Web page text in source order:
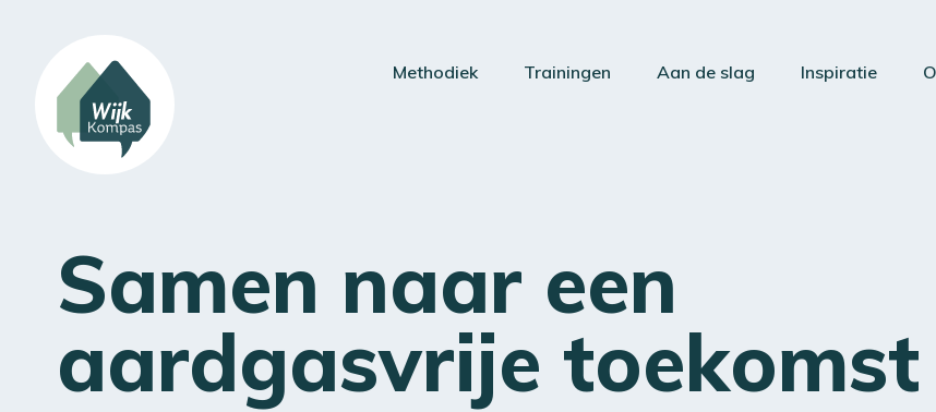
Methodiek Trainingen Aan de slag Inspiratie
Samen naar een
aardgasvrije toekomst